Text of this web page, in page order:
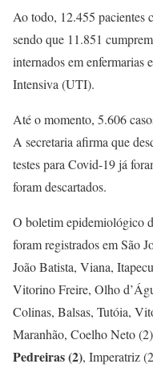
Ao todo, 12.455 pacientes
sendo que 11.851
internados em enfermarias
Intensiva (UTI).
Até o momento, 5.606
A secretaria afirma que
testes para Covid-19 já
foram descartados.
O boletim epidemiológico
foram registrados em São
João Batista, Viana,
Vitorino Freire, Olho
Colinas, Balsas, Tutóia,
Maranhão, Coelho Neto
Pedreiras (2), Imperatriz